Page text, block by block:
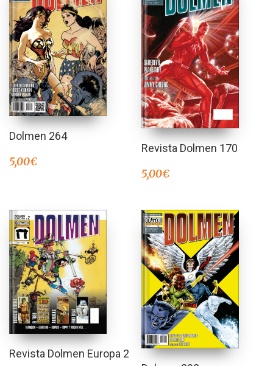
Dolmen 264
5,00€
Revista Dolmen 170
5,00€
Revista Dolmen Europa 2